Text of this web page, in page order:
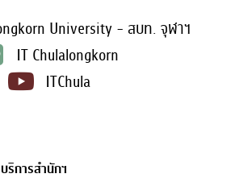
University - สบท. จุฬาฯ
IT Chulalongkorn
ITChula
บริการสำนักฯ